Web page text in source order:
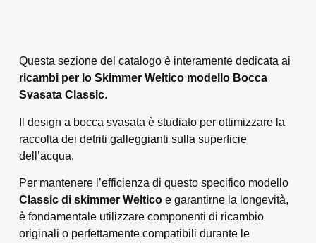
Questa sezione del catalogo è interamente dedicata ai
ricambi per lo Skimmer Weltico modello Bocca
Svasata Classic.
Il design a bocca svasata è studiato per ottimizzare la
raccolta dei detriti galleggianti sulla superficie
dell’acqua.
Per mantenere l’efficienza di questo specifico modello
Classic di skimmer Welticoe garantirne la longevità,
è fondamentale utilizzare componenti di ricambio
originali o perfettamente compatibili durante le